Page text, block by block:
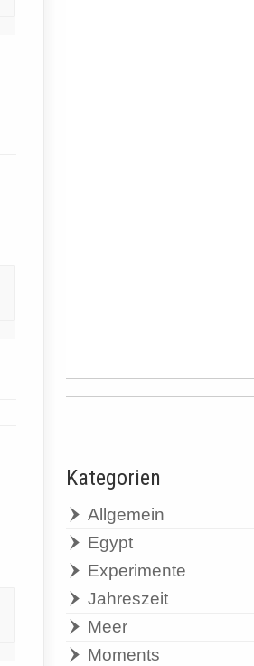
Kategorien
Allgemein
Egypt
Experimente
Jahreszeit
Meer
Moments